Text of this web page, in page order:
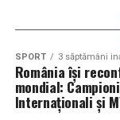
SPORT 3 săptămâni
România își
mondial:
Internaționali și